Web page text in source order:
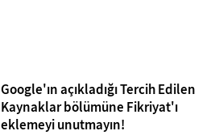
Google'ın açıkladığı Tercih Edilen
Kaynaklar bölümüne Fikriyat'ı
eklemeyi unutmayın!